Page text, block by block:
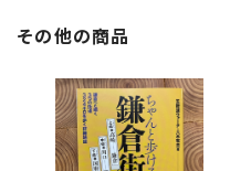
その他の商品